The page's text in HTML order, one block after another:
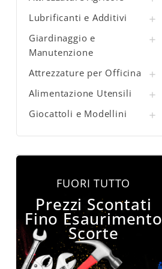
Lubrificanti e Additivi 
Giardinaggio e
Manutenzione

Attrezzature per Officina 
Alimentazione Utensili 
Giocattoli e Modellini 
FUORI TUTTO
Prezzi Scontati
Fino Esaurimento
Scorte